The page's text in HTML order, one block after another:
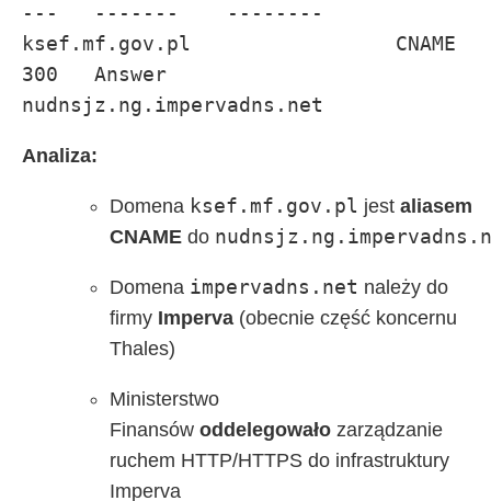
---   -------    --------
ksef.mf.gov.pl                 CNAME
300   Answer
nudnsjz.ng.impervadns.net
Analiza:
Domena ksef.mf.gov.pl jest aliasem
CNAME do
Domena impervadns.net należy do
firmy Imperva (obecnie część koncernu
Thales)
Ministerstwo
Finansów oddelegowało zarządzanie
ruchem HTTP/HTTPS do infrastruktury
Imperva